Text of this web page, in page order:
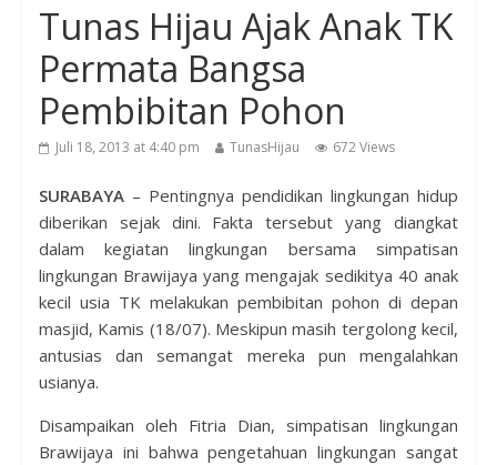
Tunas Hijau Ajak Anak TK
Permata Bangsa
Pembibitan Pohon
Juli 18, 2013 at 4:40 pm TunasHijau 672 Views
SURABAYA– Pentingnya pendidikan lingkungan hidup
diberikan sejak dini. Fakta tersebut yang diangkat
dalam kegiatan lingkungan bersama simpatisan
lingkungan Brawijaya yang mengajak sedikitya 40 anak
kecil usia TK melakukan pembibitan pohon di depan
masjid, Kamis (18/07). Meskipun masih tergolong kecil,
antusias dan semangat mereka pun mengalahkan
usianya.
Disampaikan oleh Fitria Dian, simpatisan lingkungan
Brawijaya ini bahwa pengetahuan lingkungan sangat